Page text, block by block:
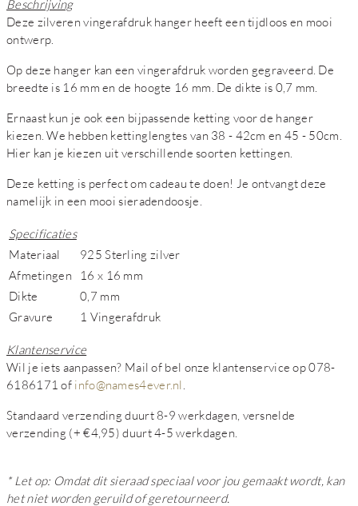
Beschrijving
Deze zilveren vingerafdruk hanger heeft een tijdloos en mooi
ontwerp.
Op deze hanger kan een vingerafdruk worden gegraveerd. De
breedte is 16 mm en de hoogte 16 mm. De dikte is 0,7 mm.
Ernaast kun je ook een bijpassende ketting voor de hanger
kiezen. We hebben kettinglengtes van 38 - 42cm en 45 - 50cm.
Hier kan je kiezen uit verschillende soorten kettingen.
Deze ketting is perfect om cadeau te doen! Je ontvangt deze
namelijk in een mooi sieradendoosje.
Specificaties
Materiaal
925 Sterling zilver
Afmetingen
16 x 16 mm
Dikte
0,7 mm
Gravure
1 Vingerafdruk
Klantenservice
Wil je iets aanpassen? Mail of bel onze klantenservice op 078-
6186171 of info@names4ever.nl
Standaard verzending duurt 8-9 werkdagen, versnelde
verzending (+ €4,95) duurt 4-5 werkdagen.
* Let op: Omdat dit sieraad speciaal voor jou gemaakt wordt, kan
het niet worden geruild of geretourneerd.